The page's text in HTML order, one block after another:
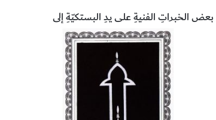
بعض الخبراتِ الفنيةِ على يدِ البستكيّةِ إلى